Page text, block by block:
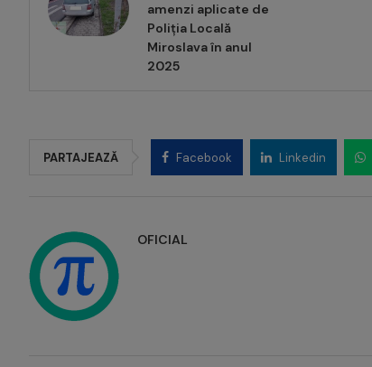
amenzi aplicate de
Poliția Locală
Miroslava în anul
2025
PARTAJEAZĂ Facebook Linkedin
OFICIAL